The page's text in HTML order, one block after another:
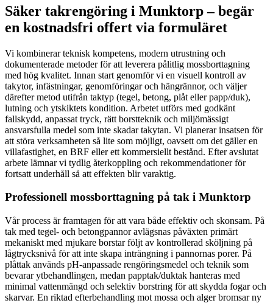
Säker takrengöring i Munktorp – begär
en kostnadsfri offert via formuläret
Vi kombinerar teknisk kompetens, modern utrustning och
dokumenterade metoder för att leverera pålitlig mossborttagning
med hög kvalitet. Innan start genomför vi en visuell kontroll av
takytor, infästningar, genomföringar och hängrännor, och väljer
därefter metod utifrån taktyp (tegel, betong, plåt eller papp/duk),
lutning och ytskiktets kondition. Arbetet utförs med godkänt
fallskydd, anpassat tryck, rätt borstteknik och miljömässigt
ansvarsfulla medel som inte skadar takytan. Vi planerar insatsen för
att störa verksamheten så lite som möjligt, oavsett om det gäller en
villafastighet, en BRF eller ett kommersiellt bestånd. Efter avslutat
arbete lämnar vi tydlig återkoppling och rekommendationer för
fortsatt underhåll så att effekten blir varaktig.
Professionell mossborttagning på tak i Munktorp
Vår process är framtagen för att vara både effektiv och skonsam. På
tak med tegel- och betongpannor avlägsnas påväxten primärt
mekaniskt med mjukare borstar följt av kontrollerad sköljning på
lågtrycksnivå för att inte skapa inträngning i pannornas porer. På
plåttak används pH-anpassade rengöringsmedel och teknik som
bevarar ytbehandlingen, medan papptak/duktak hanteras med
minimal vattenmängd och selektiv borstring för att skydda fogar och
skarvar. En riktad efterbehandling mot mossa och alger bromsar ny